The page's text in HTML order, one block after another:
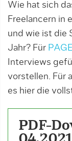
Wie hat sich
Freelancern in
und wie ist die
Jahr? Für
Interviews
vorstellen. Für
es hier die
PDF-